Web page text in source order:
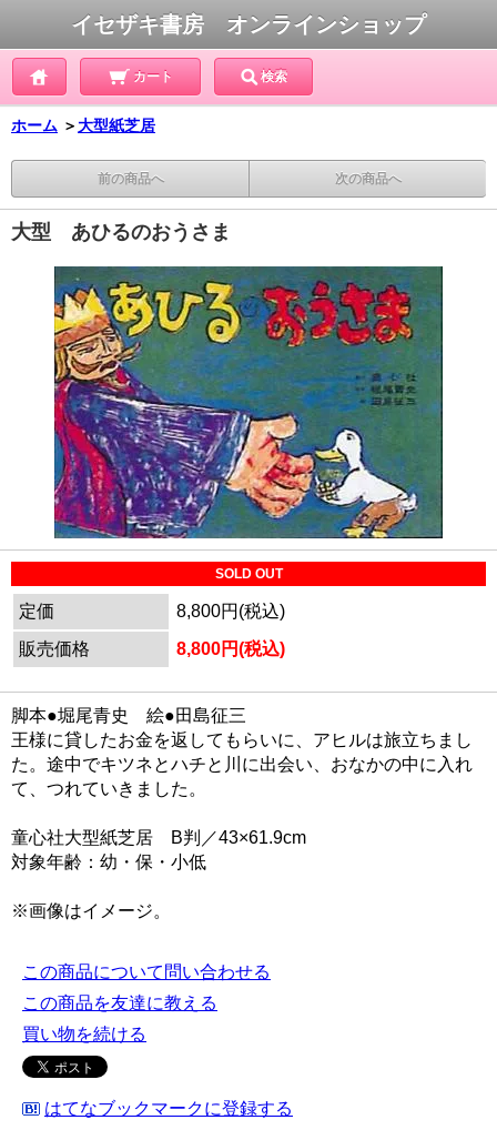
イセザキ書房 オンラインショップ
カート 検索
ホーム ＞大型紙芝居
前の商品へ 次の商品へ
大型 あひるのおうさま
SOLD OUT
定価
8,800円(税込)
販売価格
8,800円(税込)
脚本●堀尾青史 絵●田島征三
王様に貸したお金を返してもらいに、アヒルは旅立ちまし
た。途中でキツネとハチと川に出会い、おなかの中に入れ
て、つれていきました。
童心社大型紙芝居 B判／43×61.9cm
対象年齢：幼・保・小低
※画像はイメージ。
この商品について問い合わせる
この商品を友達に教える
買い物を続ける
はてなブックマークに登録する